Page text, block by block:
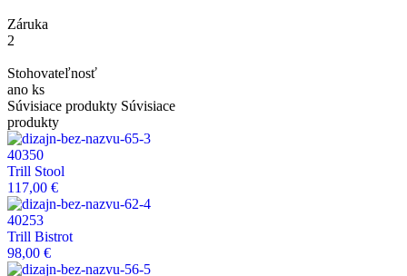
Záruka
2
Stohovateľnosť
ano ks
Súvisiace produkty Súvisiace
produkty
40350
Trill Stool
117,00 €
40253
Trill Bistrot
98,00 €